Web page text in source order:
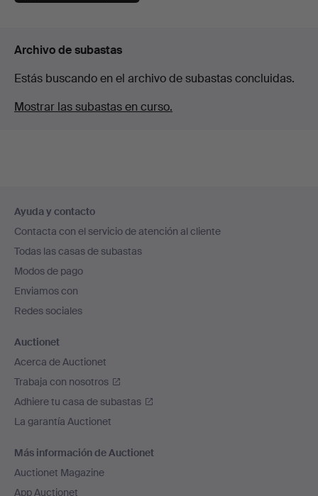
Archivo de subastas
Estás buscando en el archivo de subastas concluidas.
Mostrar las subastas en curso.
en
el
pie
de
página
Ayuda y contacto
Contacta con el servicio de atención al cliente
Todas las casas de subastas
Modos de pago
Enviamos con
Redes sociales
Auctionet
Acerca de Auctionet
Trabaja con nosotros
Adhiere tu casa de subastas
La garantía Auctionet
Más información de Auctionet
Auctionet Magazine
App Auctionet